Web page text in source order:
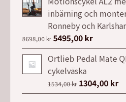
priset
var:
69,00 kr.
priset
är:
19,00
inbärning och
Ronneby och
8698,00kr Det
ursprungliga
priset
var:
8698,00 kr.
5495,00 krDet
priset
5495,00
Ortlieb Pedal Mate
cykelväska
1534,00kr Det
ursprungliga
1304,00 krDet